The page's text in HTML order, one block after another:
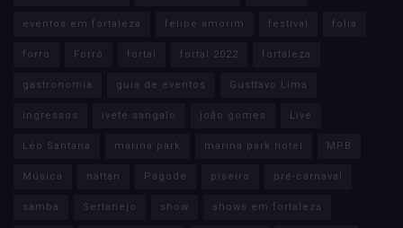
eventos em fortaleza felipe amorim festival folia
forro Forró fortal fortal 2022 fortaleza
gastronomia guia de eventos Gusttavo Lima
ingressos ivete sangalo joão gomes Live
Léo Santana marina park marina park hotel MPB
Música nattan Pagode piseiro pré-carnaval
samba Sertanejo show shows em fortaleza